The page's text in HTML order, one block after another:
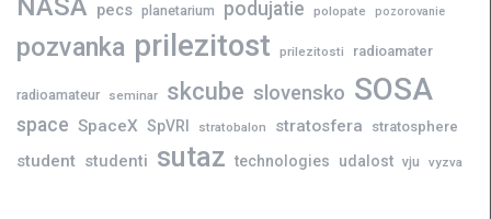
NASA pecs planetarium podujatie polopate pozorovanie
pozvanka prilezitost prilezitosti radioamater
radioamateur seminar skcube slovensko SOSA
space SpaceX SpVRI stratobalon stratosfera stratosphere
student studenti sutaz technologies udalost vju vyzva